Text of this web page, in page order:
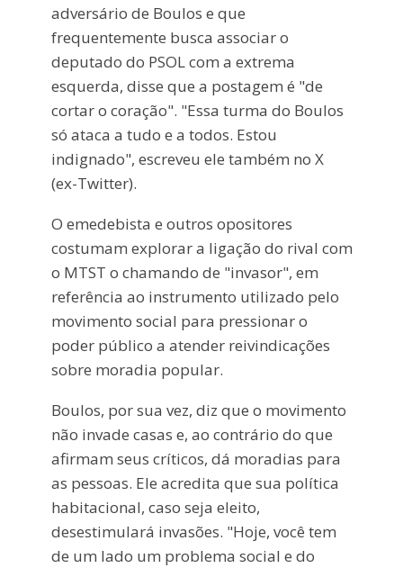
adversário de Boulos e que
frequentemente busca associar o
deputado do PSOL com a extrema
esquerda, disse que a postagem é "de
cortar o coração". "Essa turma do Boulos
só ataca a tudo e a todos. Estou
indignado", escreveu ele também no X
(ex-Twitter).
O emedebista e outros opositores
costumam explorar a ligação do rival com
o MTST o chamando de "invasor", em
referência ao instrumento utilizado pelo
movimento social para pressionar o
poder público a atender reivindicações
sobre moradia popular.
Boulos, por sua vez, diz que o movimento
não invade casas e, ao contrário do que
afirmam seus críticos, dá moradias para
as pessoas. Ele acredita que sua política
habitacional, caso seja eleito,
desestimulará invasões. "Hoje, você tem
de um lado um problema social e do